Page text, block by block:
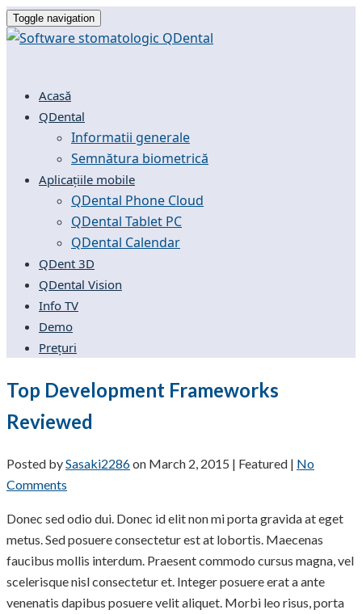
Toggle navigation
Acasă
QDental
Informatii generale
Semnătura biometrică
Aplicațiile mobile
QDental Phone Cloud
QDental Tablet PC
QDental Calendar
QDent 3D
QDental Vision
Info TV
Demo
Prețuri
Top Development Frameworks
Reviewed
Posted bySasaki2286on March 2, 2015 | Featured | No
Comments
Donec sed odio dui. Donec id elit non mi porta gravida at eget
metus. Sed posuere consectetur est at lobortis. Maecenas
faucibus mollis interdum. Praesent commodo cursus magna, vel
scelerisque nisl consectetur et. Integer posuere erat a ante
venenatis dapibus posuere velit aliquet. Morbi leo risus, porta